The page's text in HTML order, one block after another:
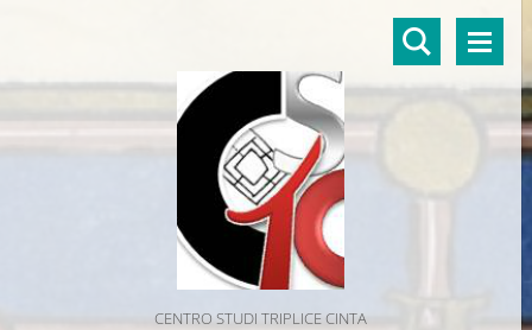
CENTRO STUDI TRIPLICE CINTA